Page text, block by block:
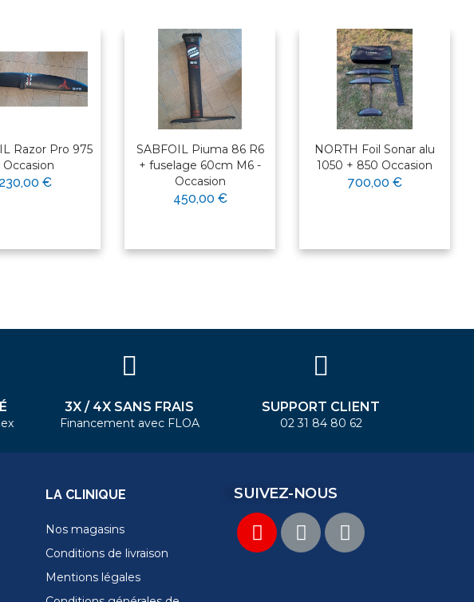
Razor Pro 975
Occasion
230,00 €
SABFOIL Piuma 86 R6
+ fuselage 60cm M6 -
Occasion
450,00 €
NORTH Foil Sonar alu
1050 + 850 Occasion
700,00 €
3X / 4X SANS FRAIS
Financement avec FLOA
SUPPORT CLIENT
02 31 84 80 62
LA CLINIQUE
Nos magasins
Conditions de livraison
Mentions légales
SUIVEZ-NOUS